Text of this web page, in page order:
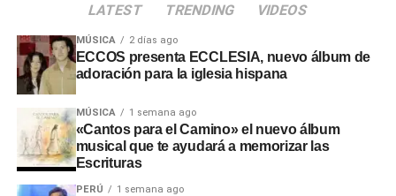
LATEST TRENDING VIDEOS
MÚSICA 2 días ago
ECCOS presenta ECCLESIA, nuevo álbum de
adoración para la iglesia hispana
MÚSICA 1 semana ago
«Cantos para el Camino» el nuevo álbum
musical que te ayudará a memorizar las
Escrituras
PERÚ 1 semana ago